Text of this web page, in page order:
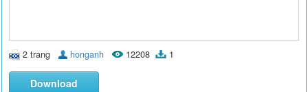
2 trang honganh 12208 1
Download